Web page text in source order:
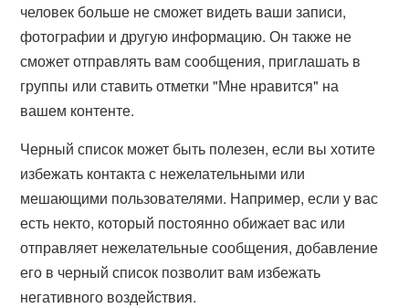
человек больше не сможет видеть ваши записи,
фотографии и другую информацию. Он также не
сможет отправлять вам сообщения, приглашать в
группы или ставить отметки "Мне нравится" на
вашем контенте.
Черный список может быть полезен, если вы хотите
избежать контакта с нежелательными или
мешающими пользователями. Например, если у вас
есть некто, который постоянно обижает вас или
отправляет нежелательные сообщения, добавление
его в черный список позволит вам избежать
негативного воздействия.